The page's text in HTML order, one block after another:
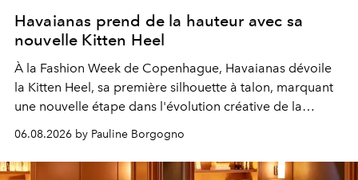
Havaianas prend de la hauteur avec sa
nouvelle Kitten Heel
À la Fashion Week de Copenhague, Havaianas dévoile
la Kitten Heel, sa première silhouette à talon, marquant
une nouvelle étape dans l'évolution créative de la
06.08.2026 by Pauline Borgogno